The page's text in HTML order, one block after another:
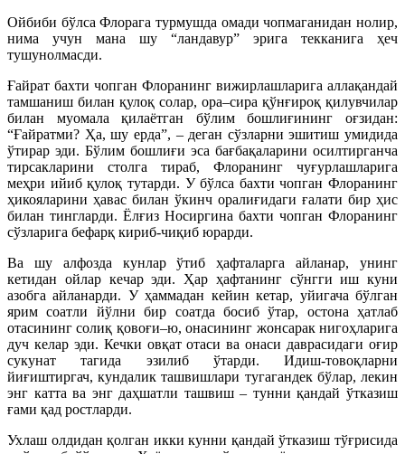
Ойбиби бўлса Флорага турмушда омади чопмаганидан нолир,
нима учун мана шу “ландавур” эрига текканига ҳеч
тушунолмасди.
Ғайрат бахти чопган Флоранинг вижирлашларига аллақандай
тамшаниш билан қулоқ солар, ора–сира қўнғироқ қилувчилар
билан муомала қилаётган бўлим бошлиғининг оғзидан:
“Ғайратми? Ҳа, шу ерда”, – деган сўзларни эшитиш умидида
ўтирар эди. Бўлим бошлиғи эса бағбақаларини осилтирганча
тирсакларини столга тираб, Флоранинг чуғурлашларига
меҳри ийиб қулоқ тутарди. У бўлса бахти чопган Флоранинг
ҳикояларини ҳавас билан ўкинч оралиғидаги ғалати бир ҳис
билан тингларди. Ёлғиз Носиргина бахти чопган Флоранинг
сўзларига бефарқ кириб-чиқиб юрарди.
Ва шу алфозда кунлар ўтиб ҳафталарга айланар, унинг
кетидан ойлар кечар эди. Ҳар ҳафтанинг сўнгги иш куни
азобга айланарди. У ҳаммадан кейин кетар, уйигача бўлган
ярим соатли йўлни бир соатда босиб ўтар, остона ҳатлаб
отасининг солиқ қовоғи–ю, онасининг жонсарак нигоҳларига
дуч келар эди. Кечки овқат отаси ва онаси даврасидаги оғир
сукунат тагида эзилиб ўтарди. Идиш-товоқларни
йиғиштиргач, кундалик ташвишлари тугагандек бўлар, лекин
энг катта ва энг даҳшатли ташвиш – тунни қандай ўтказиш
ғами қад ростларди.
Ухлаш олдидан қолган икки кунни қандай ўтказиш тўғрисида